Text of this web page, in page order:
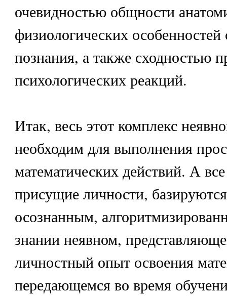
очевидностью общности
физиологических особенностей
познания, а также сходностью
психологических реакций.
Итак, весь этот комплекс
необходим для выполнения
математических действий. А
присущие личности,
осознанным,
знании неявном,
личностный опыт освоения
передающемся во время